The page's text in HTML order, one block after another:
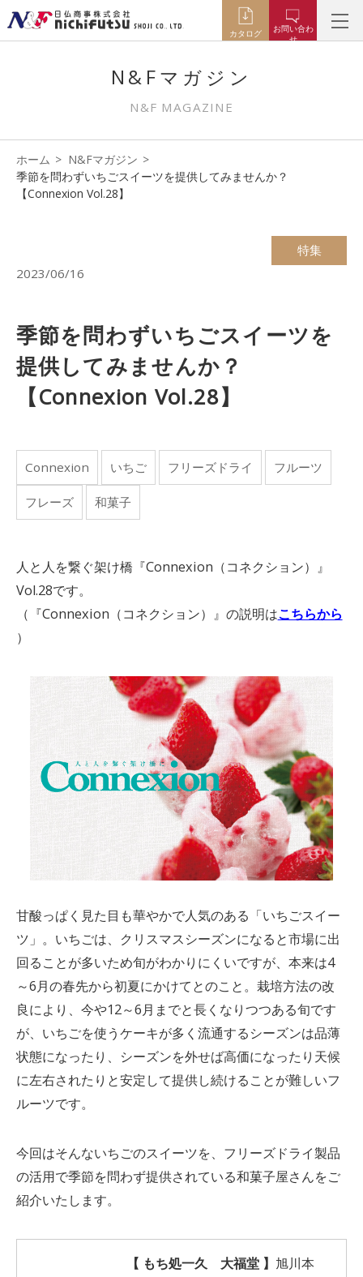
カタログ
お問い合わ
せ
N&Fマガジン
N&F MAGAZINE
ホーム
N&Fマガジン
季節を問わずいちごスイーツを提供してみませんか？
【Connexion Vol.28】
特集
2023/06/16
季節を問わずいちごスイーツを
提供してみませんか？
【Connexion Vol.28】
Connexion いちご フリーズドライ フルーツ
フレーズ 和菓子
人と人を繋ぐ架け橋『Connexion（コネクション）』
Vol.28です。
（『Connexion（コネクション）』の説明はこちらから
）
甘酸っぱく見た目も華やかで人気のある「いちごスイー
ツ」。いちごは、クリスマスシーズンになると市場に出
回ることが多いため旬がわかりにくいですが、本来は4
～6月の春先から初夏にかけてとのこと。栽培方法の改
良により、今や12～6月までと長くなりつつある旬です
が、いちごを使うケーキが多く流通するシーズンは品薄
状態になったり、シーズンを外せば高価になったり天候
に左右されたりと安定して提供し続けることが難しいフ
ルーツです。
今回はそんないちごのスイーツを、フリーズドライ製品
の活用で季節を問わず提供されている和菓子屋さんをご
紹介いたします。
【 もち処一久 大福堂 】 旭川本